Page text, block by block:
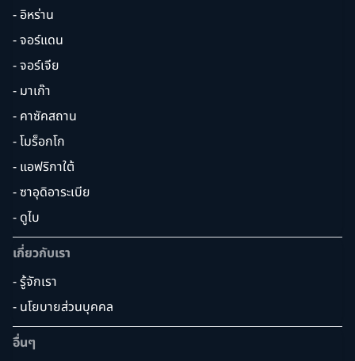
- อิหร่าน
- จอร์แดน
- จอร์เจีย
- มาเก๊า
- คาซัคสถาน
- โมร็อกโก
- แอฟริกาใต้
- ซาอุดิอาระเบีย
- ดูไบ
เกี่ยวกับเรา
- รู้จักเรา
- นโยบายส่วนบุคคล
อื่นๆ